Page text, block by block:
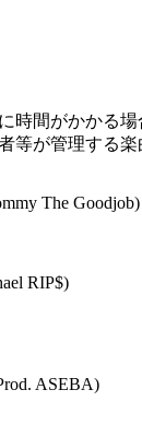
時間がかかる場
等が管理する楽
The Goodjob)
RIP$)
ASEBA)